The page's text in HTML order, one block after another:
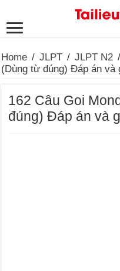
Home / JLPT / JLPT N2 /
(Dùng từ đúng) Đáp án và
162 Câu Goi
đúng) Đáp án và